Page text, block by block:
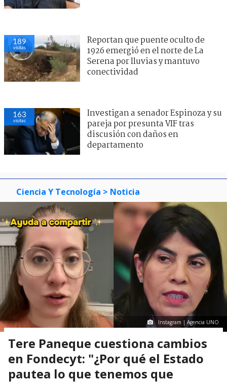
189
visitas
Reportan que puente oculto de
1926 emergió en el norte de La
Serena por lluvias y mantuvo
conectividad
163
visitas
Investigan a senador Espinoza y su
pareja por presunta VIF tras
discusión con daños en
departamento
Ciencia Y Tecnología > Noticia
Instagram | Agencia UNO
Tere Paneque cuestiona cambios
en Fondecyt: "¿Por qué el Estado
pautea lo que tenemos que